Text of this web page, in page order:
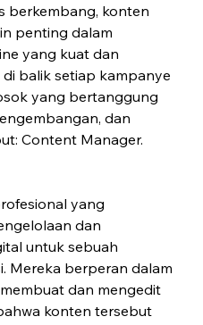
berkembang, konten
penting dalam
yang kuat dan
balik setiap kampanye
yang bertanggung
dan
Content Manager.
yang
dan
untuk sebuah
Mereka berperan dalam
dan mengedit
konten tersebut